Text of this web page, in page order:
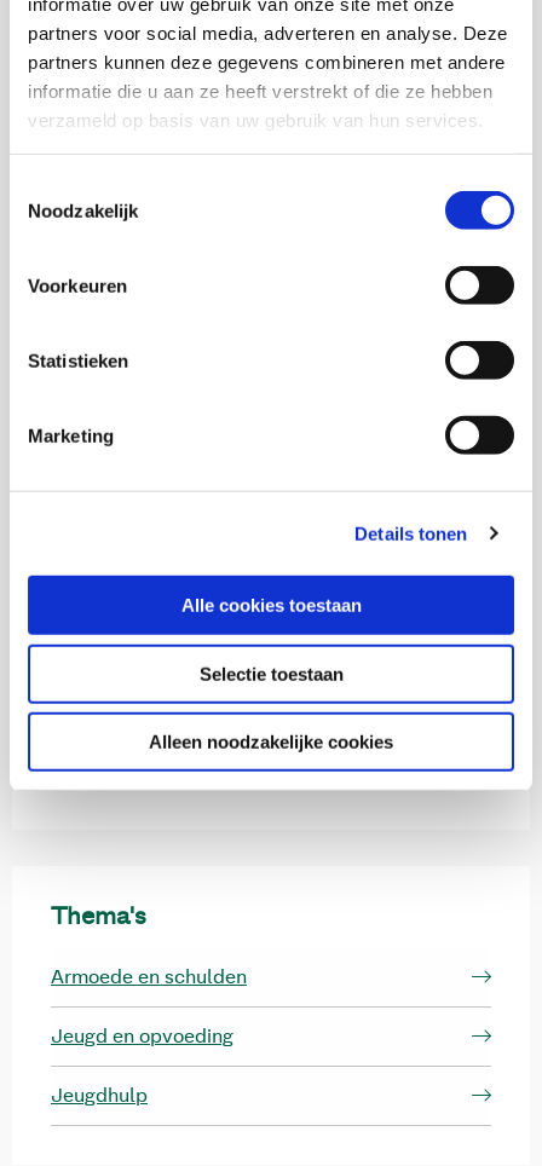
partners voor social media, adverteren en analyse. Deze
partners kunnen deze gegevens combineren met andere
informatie die u aan ze heeft verstrekt of die ze hebben
verzameld op basis van uw gebruik van hun services.
Noodzakelijk
Voorkeuren
Statistieken
Marketing
Details tonen
Alle cookies toestaan
Selectie toestaan
Alleen noodzakelijke cookies
Zie ook het artikel: ‘Wie jongeren helpt om schuldenvrij
te worden, gaat criminaliteit tegen’/ Door van der
Wiele.
Marjolein Odekerken
Onderzoeker
Monique Stavenuiter
Senior onderzoeker en Hoofd onderzoeksgroep
Thema's
Armoede en schulden
Jeugd en opvoeding
Jeugdhulp